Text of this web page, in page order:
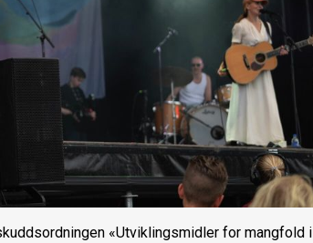
«Utviklingsmidler for mangfold i